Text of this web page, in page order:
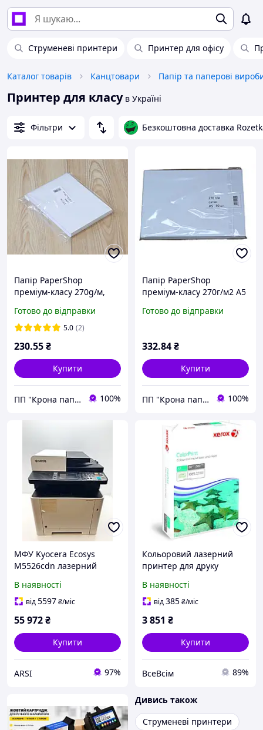
Струменеві принтери Принтер для офісу
Каталог товарів Канцтовари Папір та паперові
Принтер для класув Україні
Фільтри Безкоштовна доставка
Папір PaperShop
преміум-класу 270g/м,
Готово до відправки
5.0 (2)
230.55₴
Купити
ПП "Крона папір" 100%
Папір PaperShop
преміум-класу 270г/м2 А5
Готово до відправки
332.84₴
Купити
ПП "Крона папір" 100%
МФУ Kyocera Ecosys
M5526cdn лазерний
сканер-копір для офісу (Б
клас)
В наявності
від5597₴/міс
55 972₴
Купити
ARSI 97%
Кольоровий лазерний
принтер для друку
80 г/м, 500 аркушів в
упаковці, білий 80 г/м A3,
В наявності
від385₴/міс
3 851 ₴
Купити
ВсеВсім 89%
Дивись також
Струменеві принтери